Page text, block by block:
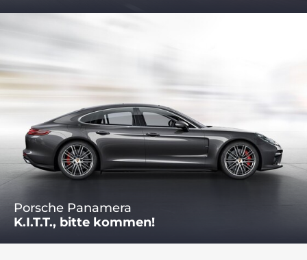
Porsche Panamera
K.I.T.T., bitte kommen!